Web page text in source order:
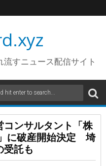
流すニュース配信サイト
ンサルタント「株
に破産開始決定 埼
受託も